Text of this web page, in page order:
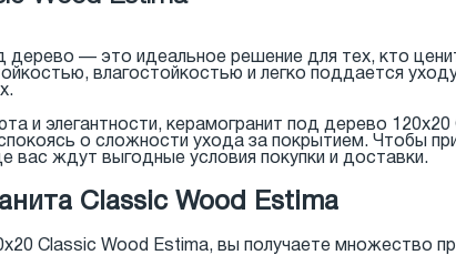
дерево — это идеальное решение для тех, кто
влагостойкостью и легко поддается
и элегантности, керамогранит под дерево
о сложности ухода за покрытием. Чтобы
вас ждут выгодные условия покупки и доставки.
Classic Wood Estima
Classic Wood Estima, вы получаете множество